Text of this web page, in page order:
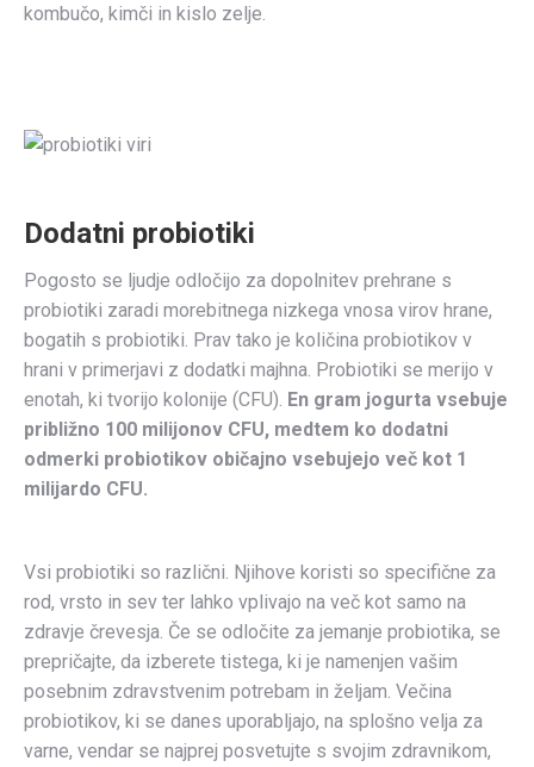
kombučo, kimči in kislo zelje.
Dodatni probiotiki
Pogosto se ljudje odločijo za dopolnitev prehrane s
probiotiki zaradi morebitnega nizkega vnosa virov hrane,
bogatih s probiotiki. Prav tako je količina probiotikov v
hrani v primerjavi z dodatki majhna. Probiotiki se merijo v
enotah, ki tvorijo kolonije (CFU). En gram jogurta vsebuje
približno 100 milijonov CFU, medtem ko dodatni
odmerki probiotikov običajno vsebujejo več kot 1
milijardo CFU.
Vsi probiotiki so različni. Njihove koristi so specifične za
rod, vrsto in sev ter lahko vplivajo na več kot samo na
zdravje črevesja. Če se odločite za jemanje probiotika, se
prepričajte, da izberete tistega, ki je namenjen vašim
posebnim zdravstvenim potrebam in željam. Večina
probiotikov, ki se danes uporabljajo, na splošno velja za
varne, vendar se najprej posvetujte s svojim zdravnikom,